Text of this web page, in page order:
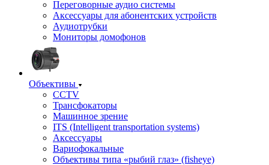
Переговорные аудио системы
Аксессуары для абонентских устройств
Аудиотрубки
Мониторы домофонов
Объективы
CCTV
Трансфокаторы
Машинное зрение
ITS (Intelligent transportation systems)
Аксессуары
Вариофокальные
Объективы типа «рыбий глаз» (fisheye)